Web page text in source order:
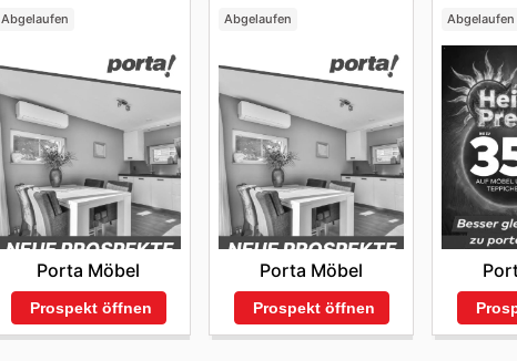
Abgelaufen
Porta Möbel
Prospekt öffnen
Abgelaufen
Porta Möbel
Prospekt öffnen
Abgelaufen